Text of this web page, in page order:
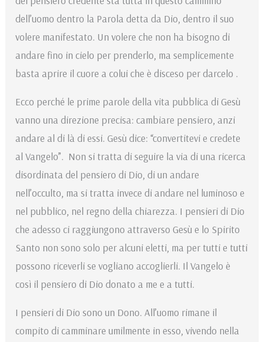
dell’uomo dentro la Parola detta da Dio, dentro il suo
volere manifestato. Un volere che non ha bisogno di
andare fino in cielo per prenderlo, ma semplicemente
basta aprire il cuore a colui che è disceso per darcelo .
Ecco perché le prime parole della vita pubblica di Gesù
vanno una direzione precisa: cambiare pensiero, anzi
andare al di là di essi. Gesù dice: “convertitevi e credete
al Vangelo”. Non si tratta di seguire la via di una ricerca
disordinata del pensiero di Dio, di un andare
nell’occulto, ma si tratta invece di andare nel luminoso e
nel pubblico, nel regno della chiarezza. I pensieri di Dio
che adesso ci raggiungono attraverso Gesù e lo Spirito
Santo non sono solo per alcuni eletti, ma per tutti e tutti
possono riceverli se vogliano accoglierli. Il Vangelo è
così il pensiero di Dio donato a me e a tutti.
I pensieri di Dio sono un Dono. All’uomo rimane il
compito di camminare umilmente in esso, vivendo nella